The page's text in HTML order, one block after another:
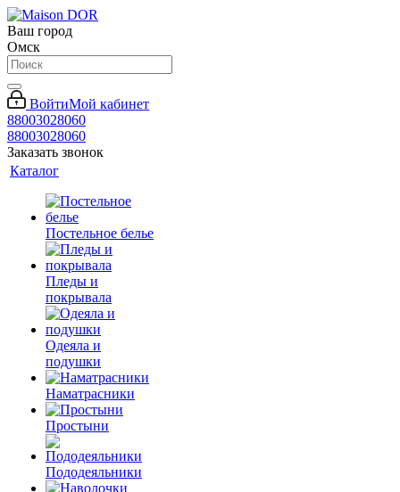
Ваш город
Омск
ВойтиМой кабинет
88003028060
88003028060
Заказать звонок
Каталог
Постельное белье
Пледы и
покрывала
Одеяла и
подушки
Наматрасники
Простыни
Пододеяльники